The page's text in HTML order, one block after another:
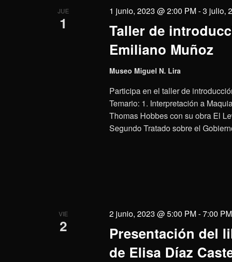
JUE
1
Taller de
Emiliano Muñoz
1 junio, 2023 @ 2:00 PM-3 julio,
Museo Miguel N. Lira
Participa en el taller de
Temario: 1. Interpretación a
Thomas Hobbes con su obra El
Segundo Tratado sobre el
VIE
2
Presentación del
de Elisa Díaz
2 junio, 2023 @ 5:00 PM-7:00 PM